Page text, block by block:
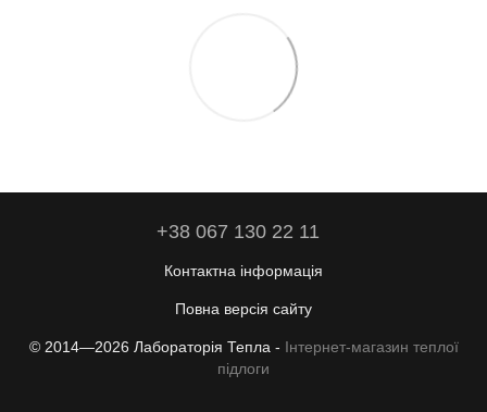
+38 067 130 22 11
Контактна інформація
Повна версія сайту
© 2014—2026 Лабораторія Тепла - Інтернет-магазин теплої
підлоги